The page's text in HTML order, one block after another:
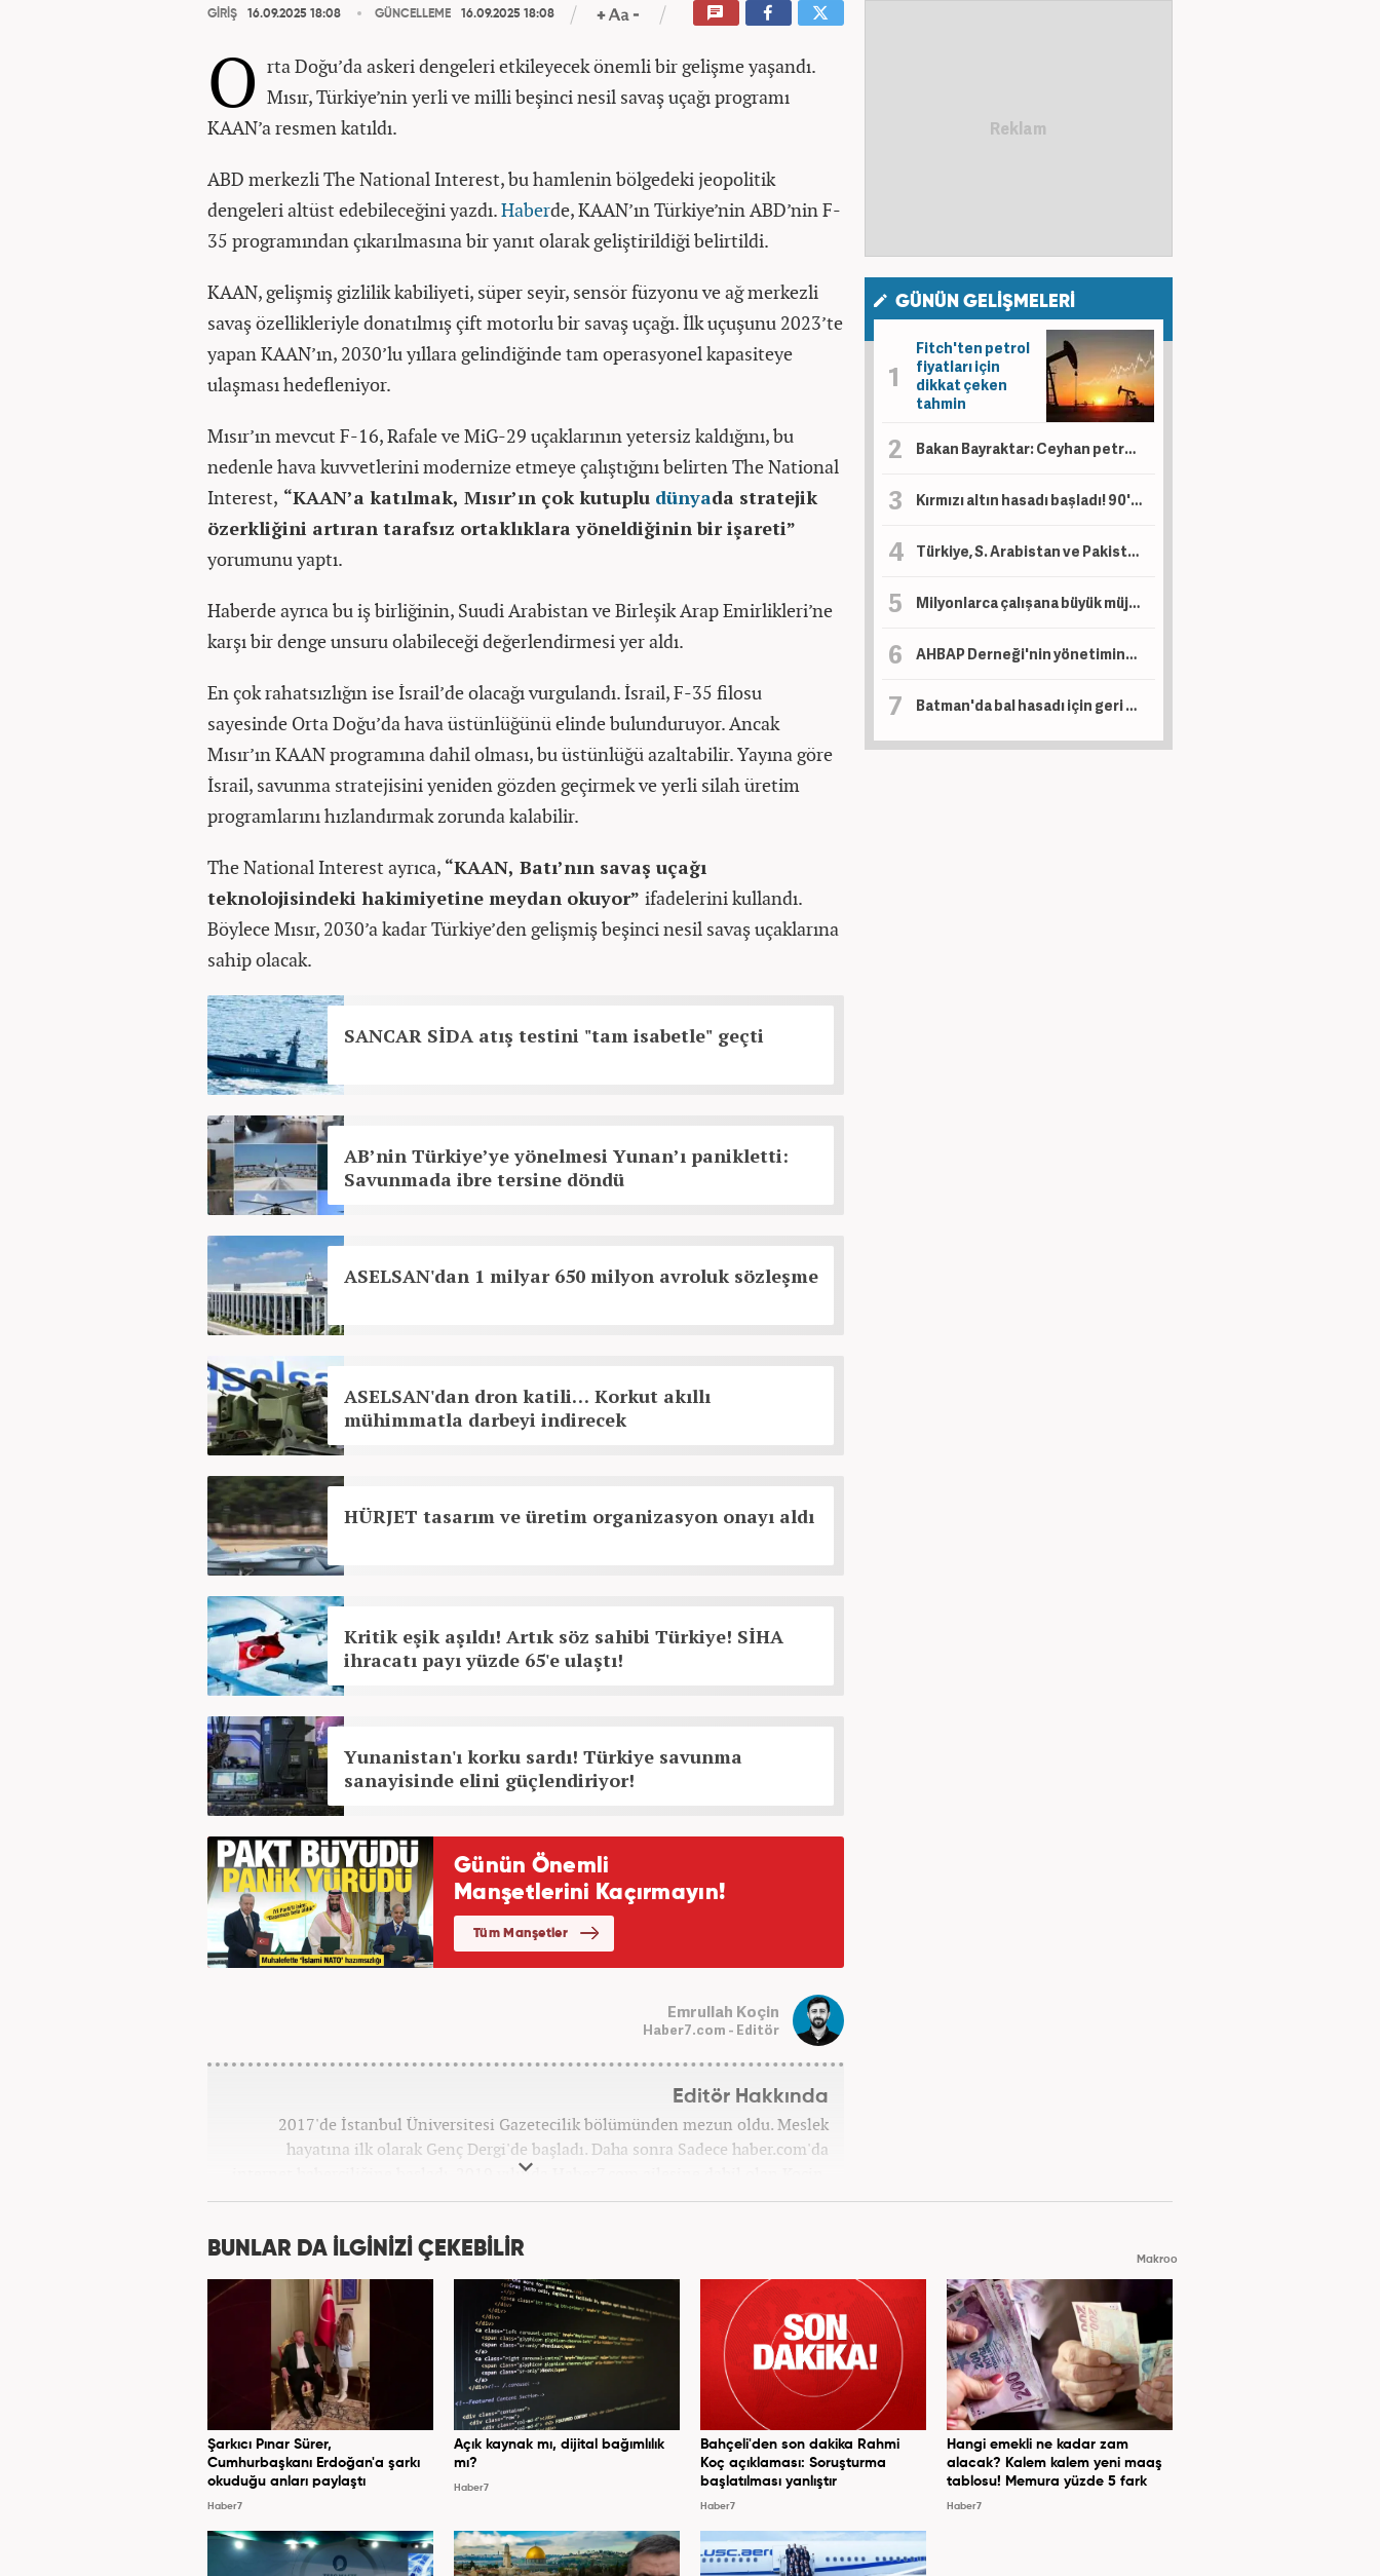
GİRİŞ 16.09.2025 18:08 GÜNCELLEME 16.09.2025 18:08
O rta Doğu’da askeri dengeleri etkileyecek önemli bir gelişme yaşandı.
Mısır, Türkiye’nin yerli ve milli beşinci nesil savaş uçağı programı
KAAN’a resmen katıldı.
ABD merkezli The National Interest, bu hamlenin bölgedeki jeopolitik
dengeleri altüst edebileceğini yazdı.Haberde, KAAN’ın Türkiye’nin ABD’nin F-
35 programından çıkarılmasına bir yanıt olarak geliştirildiği belirtildi.
KAAN, gelişmiş gizlilik kabiliyeti, süper seyir, sensör füzyonu ve ağ merkezli
savaş özellikleriyle donatılmış çift motorlu bir savaş uçağı. İlk uçuşunu 2023’te
yapan KAAN’ın, 2030’lu yıllara gelindiğinde tam operasyonel kapasiteye
ulaşması hedefleniyor.
Mısır’ın mevcut F-16, Rafale ve MiG-29 uçaklarının yetersiz kaldığını, bu
nedenle hava kuvvetlerini modernize etmeye çalıştığını belirten The National
Interest, “KAAN’a katılmak, Mısır’ın çok kutuplu dünyada stratejik
özerkliğini artıran tarafsız ortaklıklara yöneldiğinin bir işareti”
yorumunu yaptı.
Haberde ayrıca bu iş birliğinin, Suudi Arabistan ve Birleşik Arap Emirlikleri’ne
karşı bir denge unsuru olabileceği değerlendirmesi yer aldı.
En çok rahatsızlığın ise İsrail’de olacağı vurgulandı. İsrail, F-35 filosu
sayesinde Orta Doğu’da hava üstünlüğünü elinde bulunduruyor. Ancak
Mısır’ın KAAN programına dahil olması, bu üstünlüğü azaltabilir. Yayına göre
İsrail, savunma stratejisini yeniden gözden geçirmek ve yerli silah üretim
programlarını hızlandırmak zorunda kalabilir.
The National Interest ayrıca, “KAAN, Batı’nın savaş uçağı
teknolojisindeki hakimiyetine meydan okuyor” ifadelerini kullandı.
Böylece Mısır, 2030’a kadar Türkiye’den gelişmiş beşinci nesil savaş uçaklarına
sahip olacak.
SANCAR SİDA atış testini "tam isabetle" geçti
AB’nin Türkiye’ye yönelmesi Yunan’ı panikletti:
Savunmada ibre tersine döndü
ASELSAN'dan 1 milyar 650 milyon avroluk sözleşme
ASELSAN'dan dron katili… Korkut akıllı
mühimmatla darbeyi indirecek
HÜRJET tasarım ve üretim organizasyon onayı aldı
Kritik eşik aşıldı! Artık söz sahibi Türkiye! SİHA
ihracatı payı yüzde 65'e ulaştı!
Yunanistan'ı korku sardı! Türkiye savunma
sanayisinde elini güçlendiriyor!
Emrullah Koçin
Haber7.com - Editör
Editör Hakkında
2017'de İstanbul Üniversitesi Gazetecilik bölümünden mezun oldu. Meslek
hayatına ilk olarak Genç Dergi'de başladı. Daha sonra Sadece haber.com'da
internet haberciliğine başladı. 2019 yılında Haber7.com ailesine dahil olan Koçin,
''Ekonomi ve Otomobil Editörü'' olarak meslek hayatına devam etmektedir.
GÜNÜN GELİŞMELERİ
Fitch'ten petrol
fiyatları için
dikkat çeken
tahmin
Bakan Bayraktar: Ceyhan petrol ticareti üssü olacak!
Kırmızı altın hasadı başladı! 90'dan fazla ülkeden talep var
Türkiye, S. Arabistan ve Pakistan İmzayı attı! İşte üç ülkenin toplam savunma gücü....
Milyonlarca çalışana büyük müjde! Artık tazminata eklenecek
AHBAP Derneği'nin yönetimine Kayyum atandı
Batman'da bal hasadı için geri sayım! Arıcıların yüzü bu yıl gülüyor
BUNLAR DA İLGİNİZİ ÇEKEBİLİR Makroo
Şarkıcı Pınar Sürer,
Cumhurbaşkanı Erdoğan'a şarkı
okuduğu anları paylaştı
Haber7
Açık kaynak mı, dijital bağımlılık
mı?
Haber7
Bahçeli'den son dakika Rahmi
Koç açıklaması: Soruşturma
başlatılması yanlıştır
Haber7
Hangi emekli ne kadar zam
alacak? Kalem kalem yeni maaş
tablosu! Memura yüzde 5 fark
Haber7